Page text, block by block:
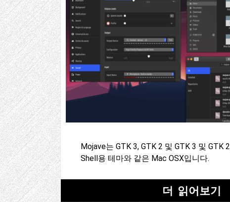
Mojave는 GTK 3, GTK 2 및 GTK 3 및 GTK
Shell용 테마와 같은 Mac OSX입니다.
더 읽어보기